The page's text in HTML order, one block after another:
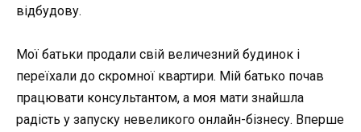
відбудову.
Мої батьки продали свій величезний будинок і
переїхали до скромної квартири. Мій батько почав
працювати консультантом, а моя мати знайшла
радість у запуску невеликого онлайн-бізнесу. Вперше